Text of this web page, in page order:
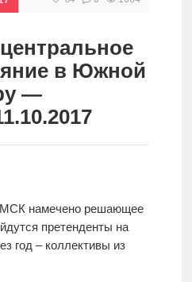
в Южной
—
МСК намечено решающее
претенденты на
год – коллективы из